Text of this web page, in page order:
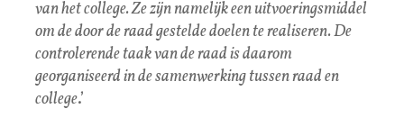
van het college. Ze zijn namelijk een uitvoeringsmiddel
om de door de raad gestelde doelen te realiseren. De
controlerende taak van de raad is daarom
georganiseerd in de samenwerking tussen raad en
college.’